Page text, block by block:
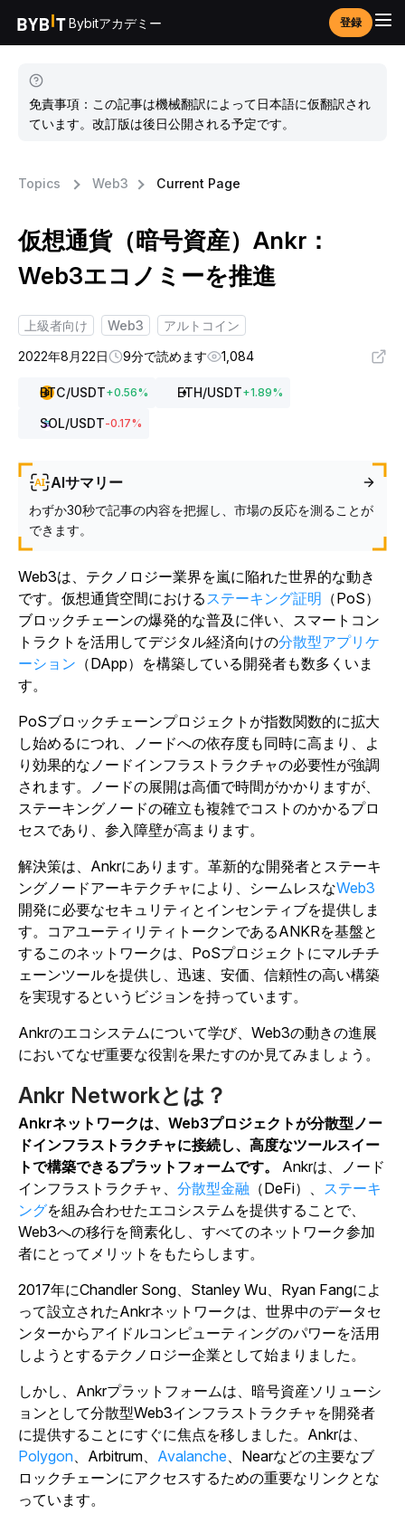
Bybitアカデミー 登録
免責事項：この記事は機械翻訳によって日本語に仮翻訳され
ています。改訂版は後日公開される予定です。
Topics Web3 Current Page
仮想通貨（暗号資産）Ankr：
Web3エコノミーを推進
上級者向け Web3
アルトコイン
2022年8月22日
9分で読めます 1,084
BTC/USDT+0.56% ETH/USDT+1.89%
SOL/USDT-0.17%
AIサマリー
わずか30秒で記事の内容を把握し、市場の反応を測ることが
できます。
Web3は、テクノロジー業界を嵐に陥れた世界的な動き
です。仮想通貨空間におけるステーキング証明 （PoS）
ブロックチェーンの爆発的な普及に伴い、スマートコン
トラクトを活用してデジタル経済向けの分散型アプリケ
ーション （DApp）を構築している開発者も数多くいま
す。
PoSブロックチェーンプロジェクトが指数関数的に拡大
し始めるにつれ、ノードへの依存度も同時に高まり、よ
り効果的なノードインフラストラクチャの必要性が強調
されます。ノードの展開は高価で時間がかかりますが、
ステーキングノードの確立も複雑でコストのかかるプロ
セスであり、参入障壁が高まります。
解決策は、Ankrにあります。革新的な開発者とステーキ
ングノードアーキテクチャにより、シームレスなWeb3
開発に必要なセキュリティとインセンティブを提供しま
す。コアユーティリティトークンであるANKRを基盤と
するこのネットワークは、PoSプロジェクトにマルチチ
ェーンツールを提供し、迅速、安価、信頼性の高い構築
を実現するというビジョンを持っています。
Ankrのエコシステムについて学び、Web3の動きの進展
においてなぜ重要な役割を果たすのか見てみましょう。
Ankr Networkとは？
Ankrネットワークは、Web3プロジェクトが分散型ノー
ドインフラストラクチャに接続し、高度なツールスイー
トで構築できるプラットフォームです。 Ankrは、ノード
インフラストラクチャ、 分散型金融 （DeFi）、 ステーキ
ングを組み合わせたエコシステムを提供することで、
Web3への移行を簡素化し、すべてのネットワーク参加
者にとってメリットをもたらします。
2017年にChandler Song、Stanley Wu、Ryan Fangによ
って設立されたAnkrネットワークは、世界中のデータセ
ンターからアイドルコンピューティングのパワーを活用
しようとするテクノロジー企業として始まりました。
しかし、Ankrプラットフォームは、暗号資産ソリューシ
ョンとして分散型Web3インフラストラクチャを開発者
に提供することにすぐに焦点を移しました。Ankrは、
Polygon、Arbitrum、 Avalanche、Nearなどの主要なブ
ロックチェーンにアクセスするための重要なリンクとな
っています。